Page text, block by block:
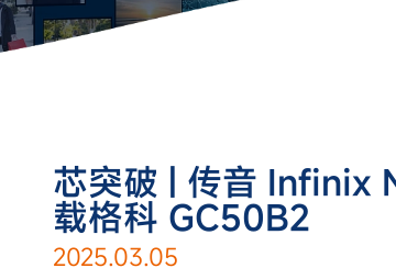
芯突破 | 传音 Infinix
载格科 GC50B2
2025.03.05